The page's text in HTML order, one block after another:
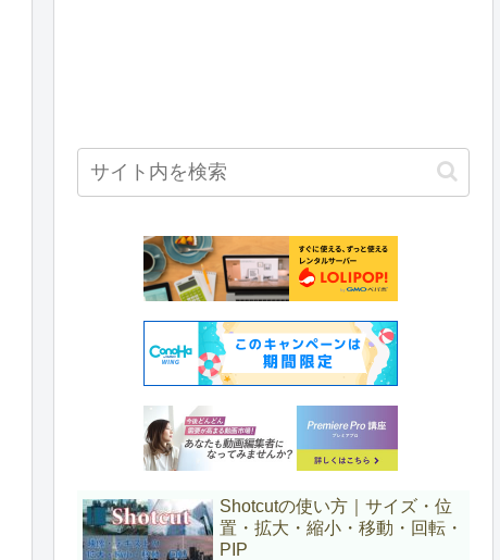
Shotcutの使い方｜サイズ・位
置・拡大・縮小・移動・回転・
PIP